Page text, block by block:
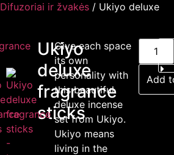
Difuzoriai ir žvakės / Ukiyo deluxe
Ukiyo
deluxe
fragrance
sticks
Give each space
its own
personality with
this beautiful
deluxe incense
set from Ukiyo.
Ukiyo means
living in the
Add